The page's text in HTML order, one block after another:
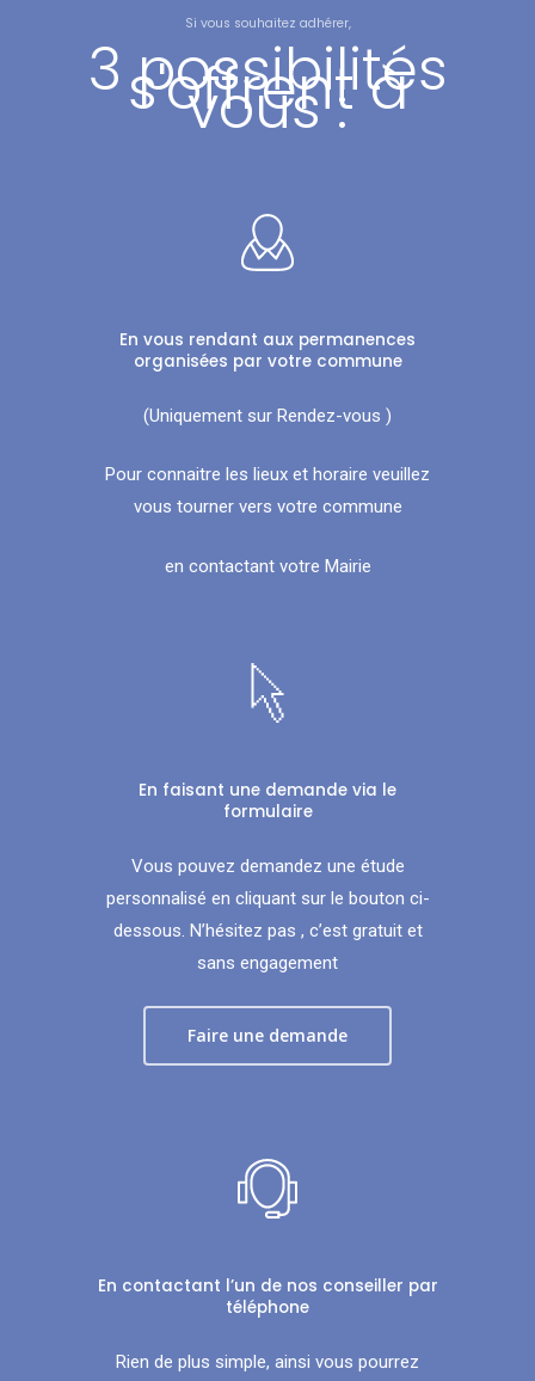
Si vous souhaitez adhérer,
3 possibilités
s'offrent à
vous :
En vous rendant aux permanences
organisées par votre commune
(Uniquement sur Rendez-vous )
Pour connaitre les lieux et horaire veuillez
vous tourner vers votre commune
en contactant votre Mairie
En faisant une demande via le
formulaire
Vous pouvez demandez une étude
personnalisé en cliquant sur le bouton ci-
dessous. N’hésitez pas , c’est gratuit et
sans engagement
Faire une demande
En contactant l’un de nos conseiller par
téléphone
Rien de plus simple, ainsi vous pourrez